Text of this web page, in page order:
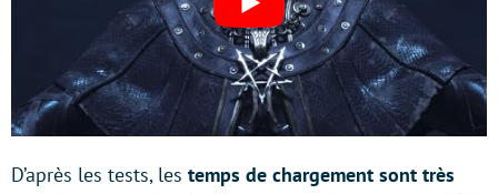
D’après les tests, les temps de chargement sont très